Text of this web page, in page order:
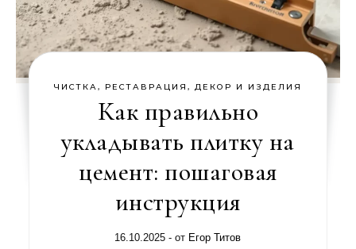
ЧИСТКА, РЕСТАВРАЦИЯ, ДЕКОР И ИЗДЕЛИЯ
Как правильно
укладывать плитку на
цемент: пошаговая
инструкция
16.10.2025 - от Егор Титов